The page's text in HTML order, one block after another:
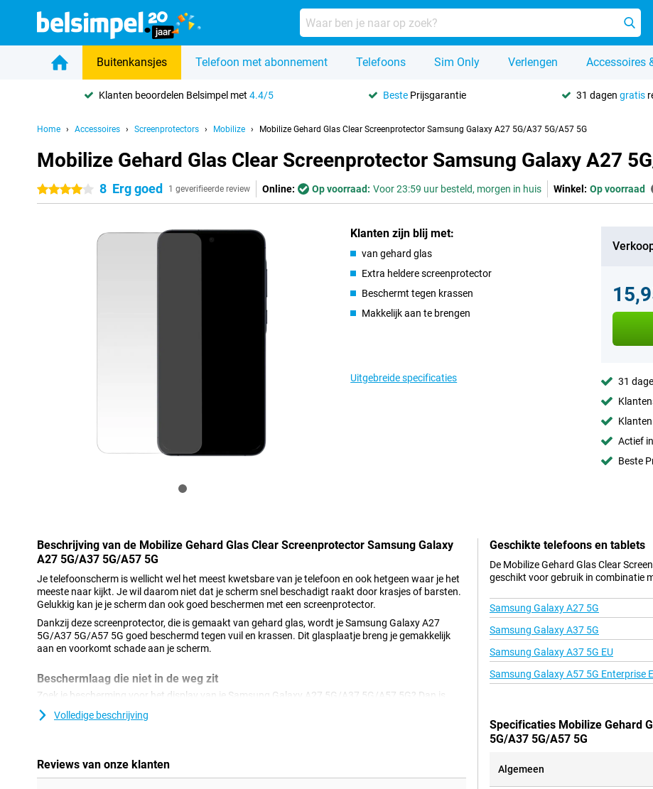
Buitenkansjes Telefoon met abonnement Telefoons Sim Only Verlengen Accessoires
Klanten beoordelen Belsimpel met4.4/5 Beste Prijsgarantie 31 dagen gratis
Home Accessoires Screenprotectors Mobilize Mobilize Gehard Glas Clear Screenprotector Samsung Galaxy A27 5G/A37 5G/A57 5G
Mobilize Gehard Glas Clear Screenprotector Samsung Galaxy A27
4 sterren8 Erg goed 1 geverifieerde review Online: Op voorraad: Voor 23:59 uur besteld, morgen in huis Winkel: Op voorraad
Klanten zijn blij met:
van gehard glas
Extra heldere screenprotector
Beschermt tegen krassen
Makkelijk aan te brengen
Uitgebreide specificaties
31
Actief
Beste
Beschrijving van de Mobilize Gehard Glas Clear Screenprotector Samsung Galaxy
A27 5G/A37 5G/A57 5G
Je telefoonscherm is wellicht wel het meest kwetsbare van je telefoon en ook hetgeen waar je het
meeste naar kijkt. Je wil daarom niet dat je scherm snel beschadigt raakt door krasjes of barsten.
Gelukkig kan je je scherm dan ook goed beschermen met een screenprotector.
Dankzij deze screenprotector, die is gemaakt van gehard glas, wordt je Samsung Galaxy A27
5G/A37 5G/A57 5G goed beschermd tegen vuil en krassen. Dit glasplaatje breng je gemakkelijk
aan en voorkomt schade aan je scherm.
Beschermlaag die niet in de weg zit
Zoek je bescherming voor het display van je Samsung Galaxy A27 5G/A37 5G/A57 5G? Dan is
deze clear screenprotector een goede optie. De beschermlaag zit niet in de weg en biedt
bescherming tegen vuil, stof en scherpe voorwerpen. Zo voorkom je krassen in het scherm.
Volledige beschrijving
Reviews van onze klanten
Geschikte telefoons en tablets
De Mobilize Gehard Glas Clear
geschikt voor gebruik in combinatie
Samsung Galaxy A27 5G
Samsung Galaxy A37 5G
Samsung Galaxy A37 5G EU
Samsung Galaxy A57 5G Enterprise
Specificaties Mobilize Gehard
5G/A37 5G/A57 5G
Algemeen